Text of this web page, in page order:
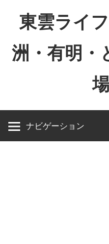
東雲ライ
洲・有明・
ラ
ナビゲーション